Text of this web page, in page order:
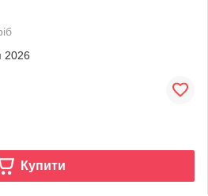
2026
Купити